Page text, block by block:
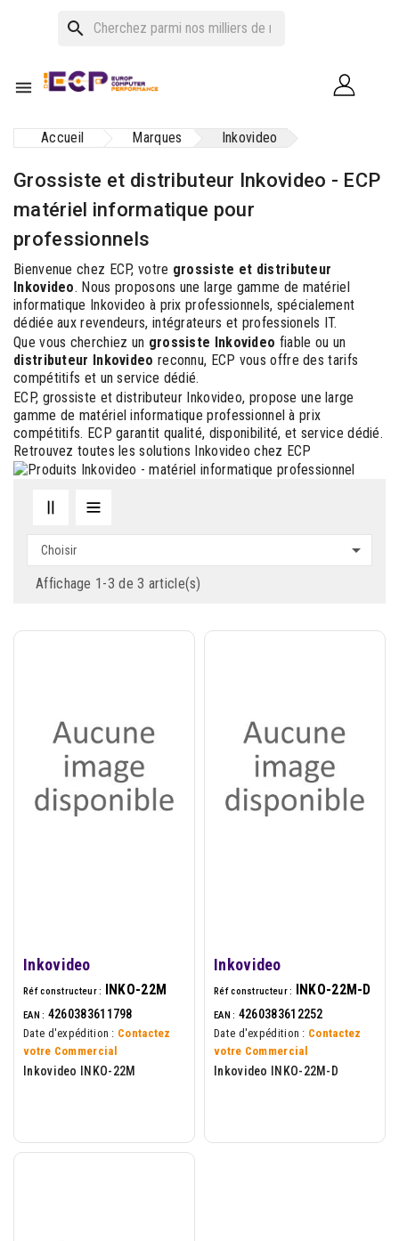
search

Accueil Marques Inkovideo
Grossiste et distributeur Inkovideo - ECP
matériel informatique pour
professionnels
Bienvenue chez ECP, votre grossiste et distributeur
Inkovideo. Nous proposons une large gamme de matériel
informatique Inkovideo à prix professionnels, spécialement
dédiée aux revendeurs, intégrateurs et professionels IT.
Que vous cherchiez un grossiste Inkovideo fiable ou un
distributeur Inkovideo reconnu, ECP vous offre des tarifs
compétitifs et un service dédié.
ECP, grossiste et distributeur Inkovideo, propose une large
gamme de matériel informatique professionnel à prix
compétitifs. ECP garantit qualité, disponibilité, et service dédié.
Retrouvez toutes les solutions Inkovideo chez ECP
Choisir 
Affichage 1-3 de 3 article(s)
Inkovideo
Réf constructeur : INKO-22M
EAN : 4260383611798
Date d'expédition : Contactez
votre Commercial
Inkovideo INKO-22M
Inkovideo
Réf constructeur : INKO-22M-D
EAN : 4260383612252
Date d'expédition : Contactez
votre Commercial
Inkovideo INKO-22M-D